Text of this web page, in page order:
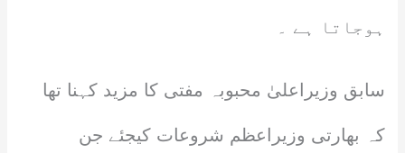
ہوجاتا ہے ۔
سابق وزیراعلیٰ محبوبہ مفتی کا مزید کہنا تھا
کہ بھارتی وزیراعظم شروعات کیجئے جن